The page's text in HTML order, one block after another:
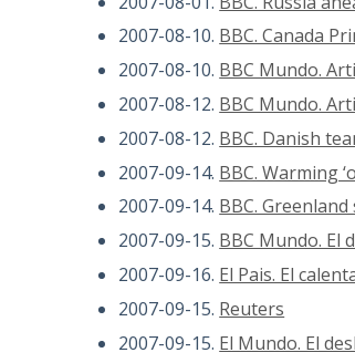
2007-08-10. BBC. Canada
2007-08-10. BBC Mundo.
2007-08-12. BBC Mundo.
2007-08-12. BBC. Danish
2007-09-14. BBC. Warming
2007-09-14. BBC.
2007-09-15. BBC Mundo. El
2007-09-16. El Pais. El
2007-09-15. Reuters
2007-09-15. El Mundo. El